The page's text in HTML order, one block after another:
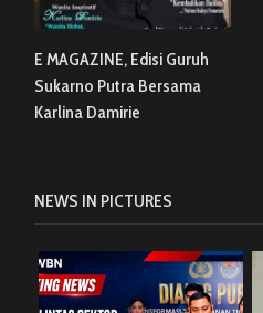
E MAGAZINE, Edisi Guruh
Sukarno Putra Bersama
Karlina Damirie
NEWS IN PICTURES